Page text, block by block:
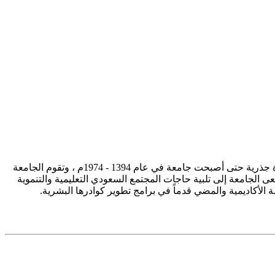
تأسست جامعة الإمام محمد بن سعود الإسلامية ممثلة في كلية الشريعة في سنة 1373هـ 1953م، وتطورت منذ ذلك الحين بصورة جذرية حتى أصبحت جامعة في عام 1394 - 1974م ، وتقوم الجامعة
الجامعة إلى تلبية حاجات المجتمع السعودي التعليمية والتنموية
الأكاديمية والمضي قدماً في برامج تطوير كوادرها البشرية.